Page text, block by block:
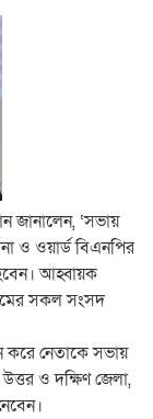
জানালেন, ‘সভায়
ও ওয়ার্ড বিএনপির
আহ্বায়ক
সকল সংসদ
করে নেতাকে সভায়
ও দক্ষিণ জেলা,